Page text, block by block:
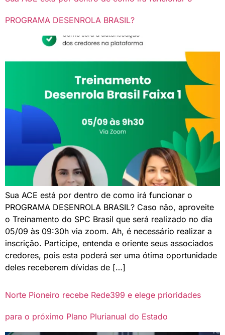
PROGRAMA DESENROLA BRASIL?
Sua ACE está por dentro de como irá funcionar o
PROGRAMA DESENROLA BRASIL? Caso não, aproveite
o Treinamento do SPC Brasil que será realizado no dia
05/09 às 09:30h via zoom. Ah, é necessário realizar a
inscrição. Participe, entenda e oriente seus associados
credores, pois esta poderá ser uma ótima oportunidade
deles receberem dívidas de […]
Norte Pioneiro recebe Rede399 e elege prioridades
para o próximo Plano Plurianual do Estado